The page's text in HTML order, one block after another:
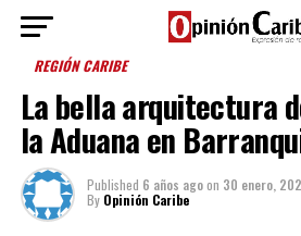
REGIÓN CARIBE
La bella arquitectura
la Aduana en
Published 6 años agoon 30 enero,
By Opinión Caribe